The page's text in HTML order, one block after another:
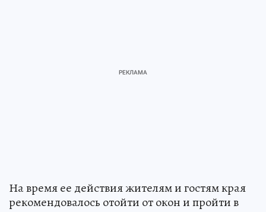
На время ее действия жителям и гостям края
рекомендовалось отойти от окон и пройти в